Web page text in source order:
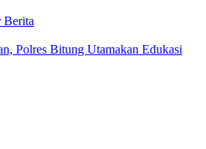
Berita
Polres Bitung Utamakan Edukasi